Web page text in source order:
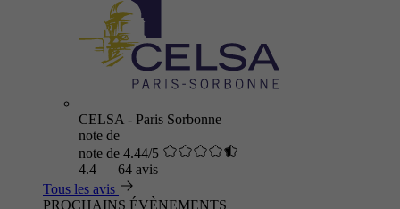
CELSA - Paris Sorbonne
note de
note de 4.44/5
4.4 — 64 avis
Tous les avis
PROCHAINS ÉVÈNEMENTS